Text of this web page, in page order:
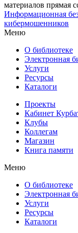
материалов прямая
Информационная
кибермошенников
Меню
О библиотеке
Электронная
Услуги
Ресурсы
Каталоги
Проекты
Кабинет
Клубы
Коллегам
Магазин
Книга памяти
Меню
О библиотеке
Электронная
Услуги
Ресурсы
Каталоги